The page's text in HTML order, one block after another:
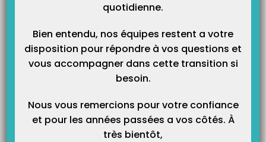
quotidienne.
Bien entendu, nos équipes restent a votre
disposition pour répondre à vos questions et
vous accompagner dans cette transition si
besoin.
Nous vous remercions pour votre confiance
et pour les années passées a vos côtés. À
très bientôt,